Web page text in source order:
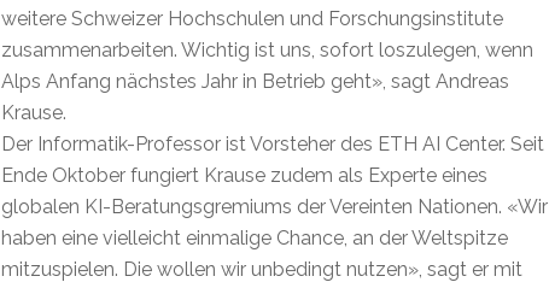
weitere Schweizer Hochschulen und Forschungsinstitute
zusammenarbeiten. Wichtig ist uns, sofort loszulegen, wenn
Alps Anfang nächstes Jahr in Betrieb geht», sagt Andreas
Krause.
Der Informatik-Professor ist Vorsteher des ETH AI Center. Seit
Ende Oktober fungiert Krause zudem als Experte eines
globalen KI-Beratungsgremiums der Vereinten Nationen. «Wir
haben eine vielleicht einmalige Chance, an der Weltspitze
mitzuspielen. Die wollen wir unbedingt nutzen», sagt er mit